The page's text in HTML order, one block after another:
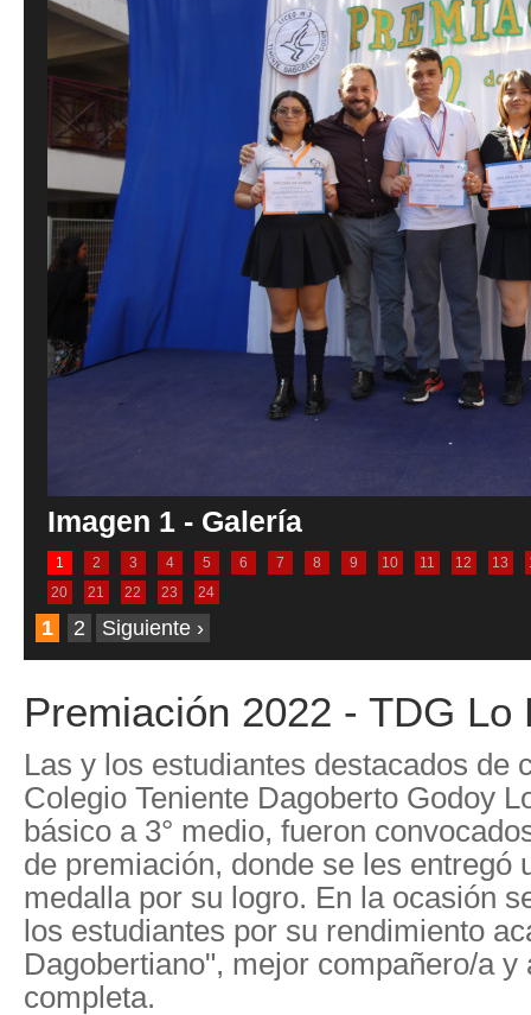
Imagen 1 - Galería
1 2 3 4 5 6 7 8 9 10 11 12 13
20
21 22 23 24
1 2 Siguiente ›
Premiación 2022 - TDG Lo
Las y los estudiantes destacados de
Colegio Teniente Dagoberto Godoy
básico a 3° medio, fueron
de premiación, donde se les entregó
medalla por su logro. En la ocasión
los estudiantes por su rendimiento
Dagobertiano", mejor compañero/a y
completa.